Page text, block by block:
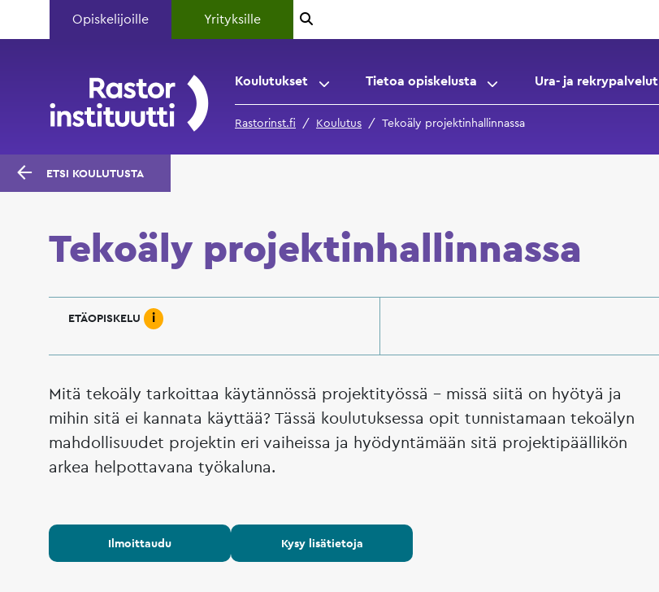
Opiskelijoille Yrityksille
Koulutukset Tietoa opiskelusta Ura- ja rekrypalvelut
Rastorinst.fi Koulutus Tekoäly projektinhallinnassa
ETSI KOULUTUSTA
Tekoäly projektinhallinnassa
ETÄOPISKELU i
Mitä tekoäly tarkoittaa käytännössä projektityössä – missä siitä on hyötyä ja
mihin sitä ei kannata käyttää? Tässä koulutuksessa opit tunnistamaan tekoälyn
mahdollisuudet projektin eri vaiheissa ja hyödyntämään sitä projektipäällikön
arkea helpottavana työkaluna.
Ilmoittaudu Kysy lisätietoja